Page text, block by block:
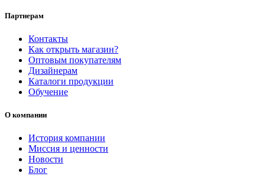
Партнерам
Контакты
Как открыть магазин?
Оптовым покупателям
Дизайнерам
Каталоги продукции
Обучение
О компании
История компании
Миссия и ценности
Новости
Блог